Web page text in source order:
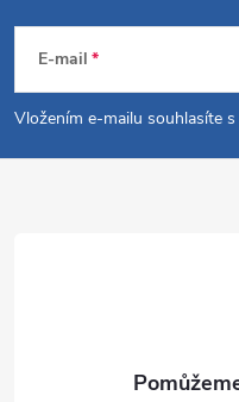
p
a
E-mail
Vložením e-mailu souhlasíte s